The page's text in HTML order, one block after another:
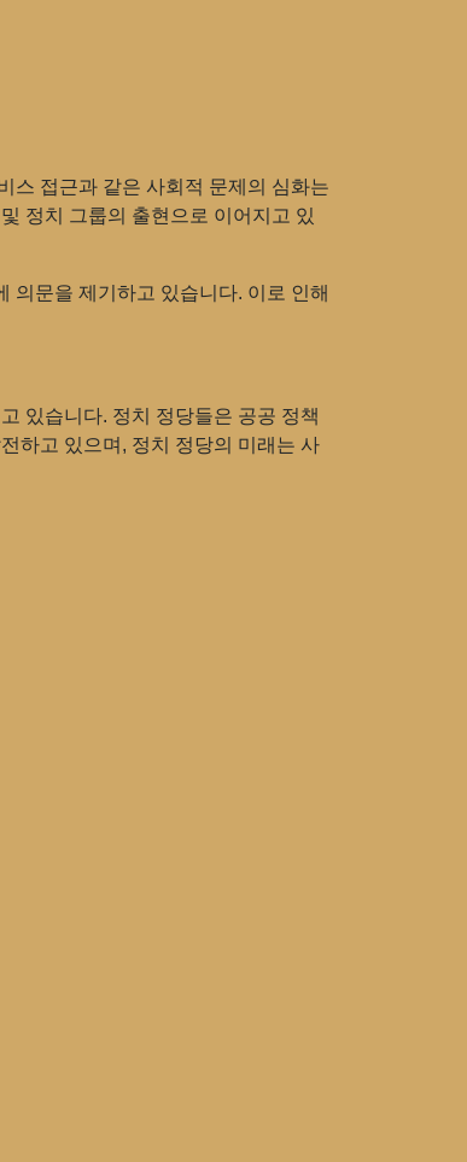
스 접근과 같은 사회적 문제의 심화는
정치 그룹의 출현으로 이어지고 있
의문을 제기하고 있습니다. 이로 인해
있습니다. 정치 정당들은 공공 정책
하고 있으며, 정치 정당의 미래는 사